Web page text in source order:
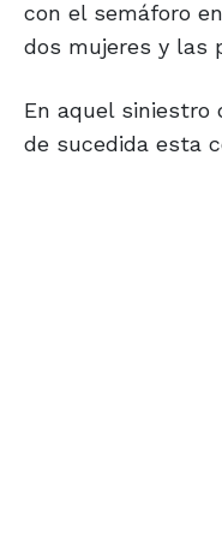
con el semáforo
dos mujeres y las
En aquel
de sucedida esta